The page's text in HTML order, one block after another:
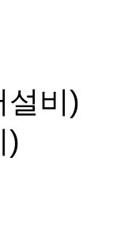
설비)
)